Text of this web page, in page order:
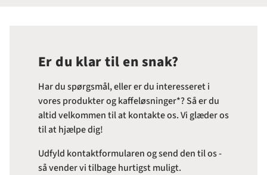
Er du klar til en snak?
Har du spørgsmål, eller er du interesseret i
vores produkter og kaffeløsninger*? Så er du
altid velkommen til at kontakte os. Vi glæder os
til at hjælpe dig!
Udfyld kontaktformularen og send den til os -
så vender vi tilbage hurtigst muligt.